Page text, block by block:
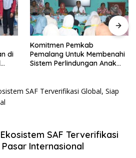
di
Komitmen Pemkab
Pemalang Untuk Membenahi
Sistem Perlindungan Anak
SAF Terverifikasi
Internasional